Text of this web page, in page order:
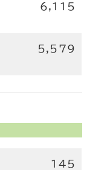
6,115
5,579
145